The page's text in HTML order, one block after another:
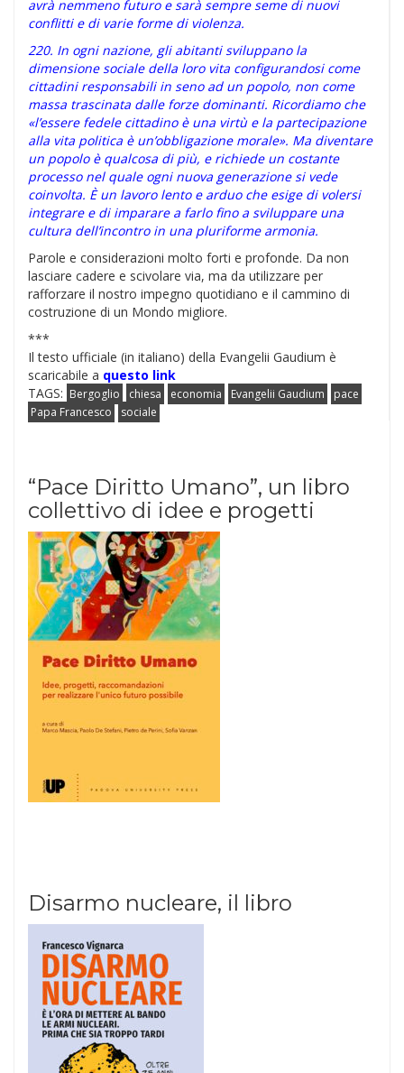
avrà nemmeno futuro e sarà sempre seme di nuovi
conflitti e di varie forme di violenza.
220. In ogni nazione, gli abitanti sviluppano la
dimensione sociale della loro vita configurandosi come
cittadini responsabili in seno ad un popolo, non come
massa trascinata dalle forze dominanti. Ricordiamo che
«l’essere fedele cittadino è una virtù e la partecipazione
alla vita politica è un’obbligazione morale». Ma diventare
un popolo è qualcosa di più, e richiede un costante
processo nel quale ogni nuova generazione si vede
coinvolta. È un lavoro lento e arduo che esige di volersi
integrare e di imparare a farlo fino a sviluppare una
cultura dell’incontro in una pluriforme armonia.
Parole e considerazioni molto forti e profonde. Da non
lasciare cadere e scivolare via, ma da utilizzare per
rafforzare il nostro impegno quotidiano e il cammino di
costruzione di un Mondo migliore.
***
Il testo ufficiale (in italiano) della Evangelii Gaudium è
scaricabile a questo link
TAGS: Bergoglio chiesa economia Evangelii Gaudium
pace
Papa Francesco
sociale
“Pace Diritto Umano”, un libro
collettivo di idee e progetti
Disarmo nucleare, il libro